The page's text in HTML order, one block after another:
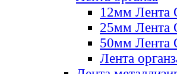
12мм Лента
25мм Лента
50мм Лента
Лента